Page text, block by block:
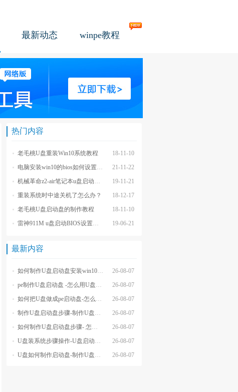
最新动态 winpe教程
热门内容
18-11-10
老毛桃U盘重装Win10系统教程
21-11-22
电脑安装win10的bios如何设置u盘图文教程
19-11-21
机械革命z2-air笔记本u盘启动BIOS设置教程
18-12-17
重装系统时中途关机了怎么办？
18-11-10
老毛桃U盘启动盘的制作教程
19-06-21
雷神911M u盘启动BIOS设置教程
最新内容
26-08-07
如何制作U盘启动盘安装win10系统-怎么制作U盘启动盘安装win10系
26-08-07
pe制作U盘启动盘 -怎么用U盘制作pe系统启动盘
26-08-07
如何把U盘做成pe启动盘-怎么把U盘做成pe启动盘
26-08-07
制作U盘启动盘步骤-制作U盘启动盘详细方法
26-08-07
如何制作U盘启动盘步骤- 怎么制作U盘启动盘步骤
26-08-07
U盘装系统步骤操作-U盘启动重装系统步骤
26-08-07
U盘如何制作启动盘-制作U盘启动盘重装